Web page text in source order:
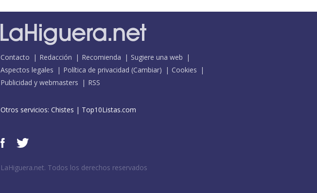
Contacto Redacción Recomienda
Sugiere una web
Aspectos legales
Política de privacidad (Cambiar)
Cookies
Publicidad y webmasters
RSS
Otros servicios: Chistes | Top10Listas.com
LaHiguera.net. Todos los derechos reservados